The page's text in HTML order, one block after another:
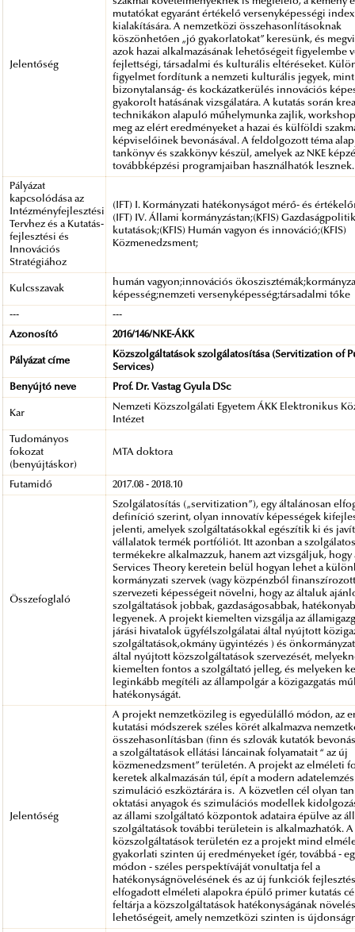
Jelentőség
mutatókat egyaránt értékelő versenyképességi index
kialakítására. A nemzetközi összehasonlításoknak
köszönhetően „jó gyakorlatokat” keresünk, és
azok hazai alkalmazásának lehetőségeit figyelembe
fejlettségi, társadalmi és kulturális eltéréseket.
figyelmet fordítunk a nemzeti kulturális jegyek,
bizonytalanság- és kockázatkerülés innovációs
gyakorolt hatásának vizsgálatára. A kutatás során
technikákon alapuló műhelymunka zajlik,
meg az elért eredményeket a hazai és külföldi
képviselőinek bevonásával. A feldolgozott téma
tankönyv és szakkönyv készül, amelyek az NKE
továbbképzési programjaiban használhatók lesznek.
Pályázat
kapcsolódása az
Intézményfejlesztési
Tervhez és a Kutatás-
fejlesztési és
Innovációs
Stratégiához
(IFT) I. Kormányzati hatékonyságot mérő- és
(IFT) IV. Állami kormányzástan;(KFIS)
kutatások;(KFIS) Humán vagyon és innováció;(KFIS)
Közmenedzsment;
Kulcsszavak
humán vagyon;innovációs
képesség;nemzeti versenyképesség;társadalmi tőke
--- ---
Azonosító 2016/146/NKE-ÁKK
Pályázat címe
Közszolgáltatások szolgálatosítása (Servitization of
Services)
Benyújtó neve Prof. Dr. Vastag Gyula DSc
Kar
Nemzeti Közszolgálati Egyetem ÁKK Elektronikus
Intézet
Tudományos
fokozat
(benyújtáskor)
MTA doktora
Futamidő 2017.08 - 2018.10
Összefoglaló
Szolgálatosítás („servitization”), egy általánosan
definíció szerint, olyan innovatív képességek
jelenti, amelyek szolgáltatásokkal egészítik ki és
vállalatok termék portfóliót. Itt azonban a
termékekre alkalmazzuk, hanem azt vizsgáljuk,
Services Theory keretein belül hogyan lehet a
kormányzati szervek (vagy közpénzből
szervezeti képességeit növelni, hogy az általuk
szolgáltatások jobbak, gazdaságosabbak,
legyenek. A projekt kiemelten vizsgálja az
járási hivatalok ügyfélszolgálatai által nyújtott
szolgáltatások,okmány ügyintézés ) és
által nyújtott közszolgáltatások szervezését,
kiemelten fontos a szolgáltató jelleg, és melyeken
leginkább megítéli az állampolgár a közigazgatás
hatékonyságát.
Jelentőség
A projekt nemzetközileg is egyedülálló módon, az
kutatási módszerek széles körét alkalmazva
összehasonlításban (finn és szlovák kutatók
a szolgáltatások ellátási láncainak folyamatait “ az új
közmenedzsment” területén. A projekt az elméleti
keretek alkalmazásán túl, épít a modern adatelemzés
szimuláció eszköztárára is. A közvetlen cél olyan
oktatási anyagok és szimulációs modellek
az állami szolgáltató központok adataira épülve az
szolgáltatások további területein is alkalmazhatók. A
közszolgáltatások területén ez a projekt mind
gyakorlati szinten új eredményeket ígér, továbbá -
módon - széles perspektíváját vonultatja fel a
hatékonyságnövelésének és az új funkciók
elfogadott elméleti alapokra épülő primer kutatás
feltárja a közszolgáltatások hatékonyságának
lehetőségeit, amely nemzetközi szinten is